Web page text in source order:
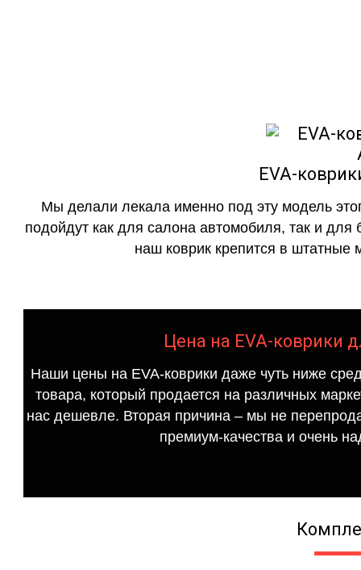
EVA-
Мы делали лекала именно под эту модель
подойдут как для салона автомобиля, так и для
наш коврик крепится в штатные
Цена на EVA-коврики
Наши цены на EVA-коврики даже чуть ниже
товара, который продается на различных
нас дешевле. Вторая причина – мы не
премиум-качества и очень